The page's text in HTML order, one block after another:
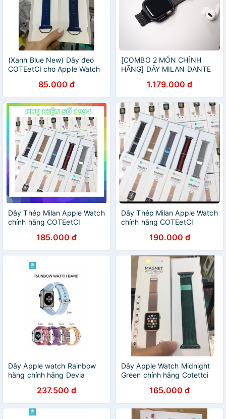
(Xanh Blue New) Dây đeo
COTEetCI cho Apple Watch
44mm Silicon mềm chính
hãng
85.000 đ
[COMBO 2 MÓN CHÍNH
HÃNG] DÂY MILAN DANTE
APPLE WATCH + ỐP VIỀN
CHÍNH HÃNG X-DORIA CHO
APPLE WATCH
1.179.000 đ
Dây Thép Milan Apple Watch
chính hãng COTEetCI
185.000 đ
Dây Thép Milan Apple Watch
chính hãng COTEetCI
190.000 đ
Dây Apple watch Rainbow
hàng chính hãng Devia
237.500 đ
Dây Apple Watch Midnight
Green chính hãng Cotettci
165.000 đ